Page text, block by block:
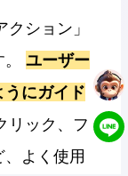
ション」
ユーザー
うにガイド
リック、フ
よく使用